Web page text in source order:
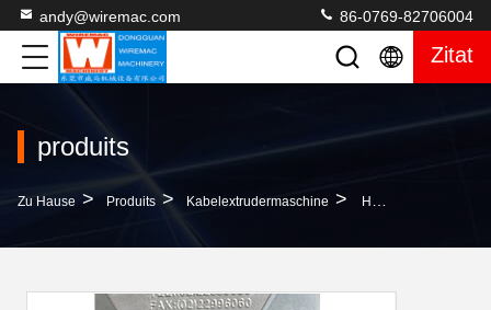
andy@wiremac.com 86-0769-82706004
Zitat
produits
Zu Hause > Produits > Kabelextrudermaschine > Hochgeschwindigkeits-Kabeldruckmaschinen-Rad-Tinten-Draht-Oberflächendrucker